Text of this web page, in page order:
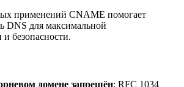
применений CNAME помогает
DNS для максимальной
и безопасности.
домене запрещён: RFC 1034